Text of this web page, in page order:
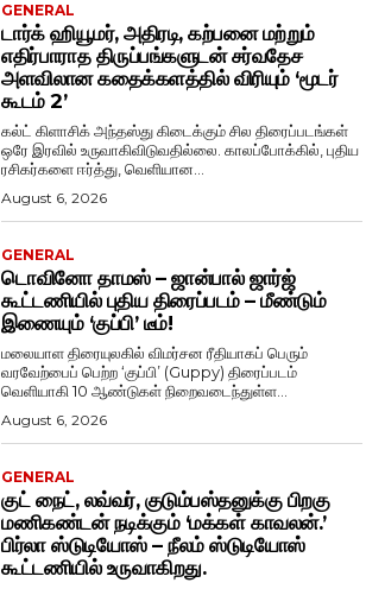
GENERAL
டார்க் ஹியூமர், அதிரடி, கற்பனை மற்றும்
எதிர்பாராத திருப்பங்களுடன் சர்வதேச
அளவிலான கதைக்களத்தில் விரியும் ‘மூடர்
கூடம் 2’
கல்ட் கிளாசிக் அந்தஸ்து கிடைக்கும் சில திரைப்படங்கள்
ஒரே இரவில் உருவாகிவிடுவதில்லை. காலப்போக்கில், புதிய
ரசிகர்களை ஈர்த்து, வெளியான...
August 6, 2026
GENERAL
டொவினோ தாமஸ் – ஜான்பால் ஜார்ஜ்
கூட்டணியில் புதிய திரைப்படம் – மீண்டும்
இணையும் ‘குப்பி’ டீம்!
மலையாள திரையுலகில் விமர்சன ரீதியாகப் பெரும்
வரவேற்பைப் பெற்ற ‘குப்பி’ (Guppy) திரைப்படம்
வெளியாகி 10 ஆண்டுகள் நிறைவடைந்துள்ள...
August 6, 2026
GENERAL
குட் நைட், லவ்வர், குடும்பஸ்தனுக்கு பிறகு
மணிகண்டன் நடிக்கும் ‘மக்கள் காவலன்.’
பிர்லா ஸ்டுடியோஸ் – நீலம் ஸ்டுடியோஸ்
கூட்டணியில் உருவாகிறது.